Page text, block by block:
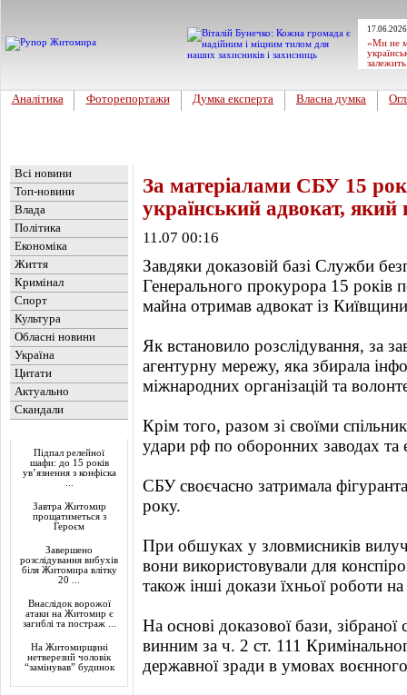
«Ми не
Аналітика Фоторепортажи Думка експерта Власна думка
Всі новини
Топ-новини
Влада
Політика
Економіка
Життя
Кримінал
Спорт
Культура
Обласні новини
Україна
Цитати
Актуально
Скандали
Підпал релейної
шафи: до 15 років
ув’язнення з конфіска
Завтра Житомир
прощатиметься з
Героєм
Завершено
розслідування вибухів
біля Житомира влітку
20 ...
Внаслідок ворожої
атаки на Житомир є
загиблі та постраж ...
На Житомирщині
нетверезий чоловік
“замінував” будинок
За матеріалами СБУ 15
український адвокат,
11.07 00:16
Завдяки доказовій базі Служби
Генерального прокурора 15 років
майна отримав адвокат із
Як встановило розслідування, за
агентурну мережу, яка збирала
міжнародних організацій та
Крім того, разом зі своїми
удари рф по оборонних заводах та
СБУ своєчасно затримала
року.
При обшуках у зловмисників
вони використовували для
також інші докази їхньої роботи
На основі доказової бази,
винним за ч. 2 ст. 111
державної зради в умовах